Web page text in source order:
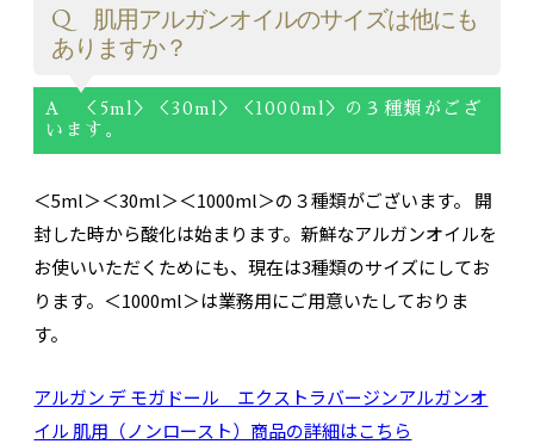
Q 肌用アルガンオイルのサイズは他にも
ありますか？
A ＜5ml＞＜30ml＞＜1000ml＞の３種類がござ
います。
＜5ml＞＜30ml＞＜1000ml＞の３種類がございます。 開
封した時から酸化は始まります。新鮮なアルガンオイルを
お使いいただくためにも、現在は3種類のサイズにしてお
ります。＜1000ml＞は業務用にご用意いたしておりま
す。
アルガン デ モガドール エクストラバージンアルガンオ
イル 肌用（ノンロースト）商品の詳細はこちら